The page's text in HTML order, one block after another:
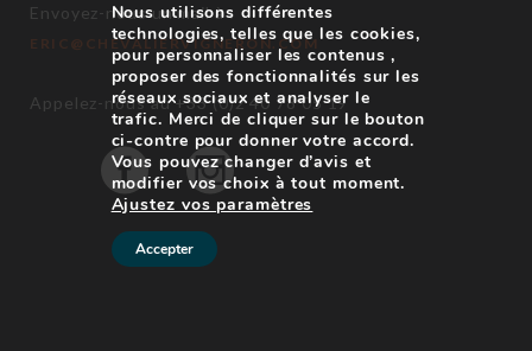
Envoyez-nous un mail à :
ERIC@CHEVALIERVIGNERON.COM
Appelez-nous au +33 (0)2 40 78 05 19
Nous utilisons différentes
technologies, telles que les cookies,
pour personnaliser les contenus ,
proposer des fonctionnalités sur les
réseaux sociaux et analyser le
trafic. Merci de cliquer sur le bouton
ci-contre pour donner votre accord.
Vous pouvez changer d’avis et
modifier vos choix à tout moment.
Ajustez vos paramètres
Accepter